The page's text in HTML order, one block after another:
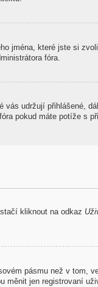
jména, které jste si
fóra.
vás udržují přihlášené,
pokud máte potíže s
kliknout na odkaz
pásmu než v tom,
jen registrovaní